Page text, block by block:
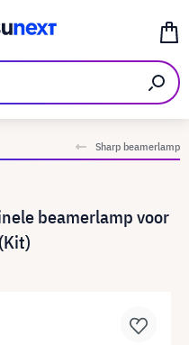
Sharp beamerlamp
beamerlamp voor